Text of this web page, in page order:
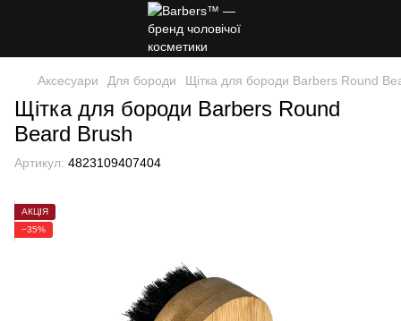
Аксесуари Для бороди Щітка для бороди Barbers Round
Щітка для бороди Barbers Round
Beard Brush
Артикул: 4823109407404
АКЦІЯ
−35%